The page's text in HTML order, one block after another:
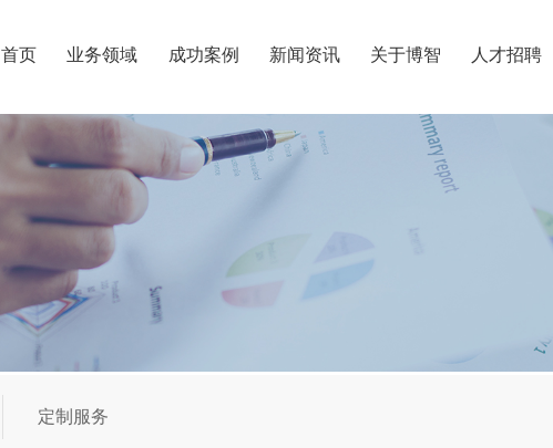
首页 业务领域 成功案例 新闻资讯 关于博智 人才招聘
定制服务